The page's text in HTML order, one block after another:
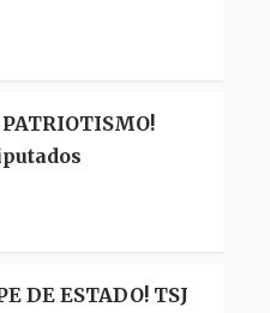
PATRIOTISMO!
DE ESTADO! TSJ